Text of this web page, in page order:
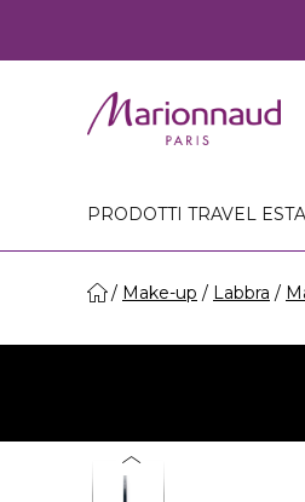
PRODOTTI TRAVEL
Make-up Labbra